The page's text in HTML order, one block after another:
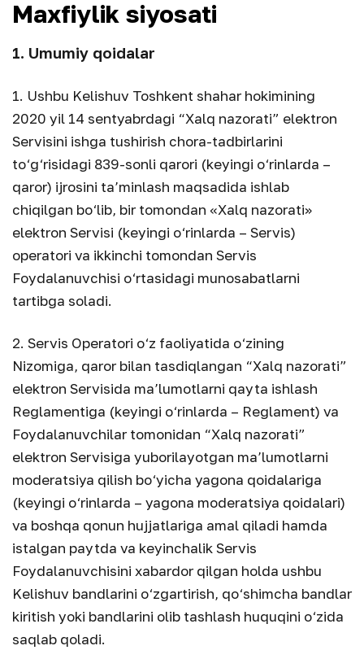
Maxfiylik siyosati
1. Umumiy qoidalar
1. Ushbu Kelishuv Toshkent shahar hokimining
2020 yil 14 sentyabrdagi “Xalq nazorati” elektron
Servisini ishga tushirish chora-tadbirlarini
to‘g‘risidagi 839-sonli qarori (keyingi o‘rinlarda –
qaror) ijrosini ta’minlash maqsadida ishlab
chiqilgan bo‘lib, bir tomondan «Xalq nazorati»
elektron Servisi (keyingi o‘rinlarda – Servis)
operatori va ikkinchi tomondan Servis
Foydalanuvchisi o‘rtasidagi munosabatlarni
tartibga soladi.
2. Servis Operatori o‘z faoliyatida o‘zining
Nizomiga, qaror bilan tasdiqlangan “Xalq nazorati”
elektron Servisida ma’lumotlarni qayta ishlash
Reglamentiga (keyingi o‘rinlarda – Reglament) va
Foydalanuvchilar tomonidan “Xalq nazorati”
elektron Servisiga yuborilayotgan ma’lumotlarni
moderatsiya qilish bo‘yicha yagona qoidalariga
(keyingi o‘rinlarda – yagona moderatsiya qoidalari)
va boshqa qonun hujjatlariga amal qiladi hamda
istalgan paytda va keyinchalik Servis
Foydalanuvchisini xabardor qilgan holda ushbu
Kelishuv bandlarini o‘zgartirish, qo‘shimcha bandlar
kiritish yoki bandlarini olib tashlash huquqini o‘zida
saqlab qoladi.